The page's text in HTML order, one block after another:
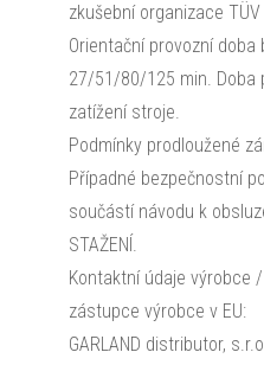
zkušební organizace TÜV
Orientační provozní
27/51/80/125 min. Doba
zatížení stroje.
Podmínky prodloužené
Případné bezpečnostní
součástí návodu k
STAŽENÍ.
Kontaktní údaje výrobce
zástupce výrobce v EU:
GARLAND distributor,